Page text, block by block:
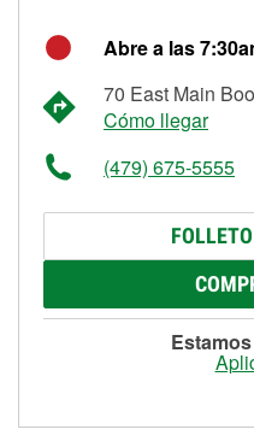
Abre a las
70 East Main
Cómo llegar
(479) 675-5555